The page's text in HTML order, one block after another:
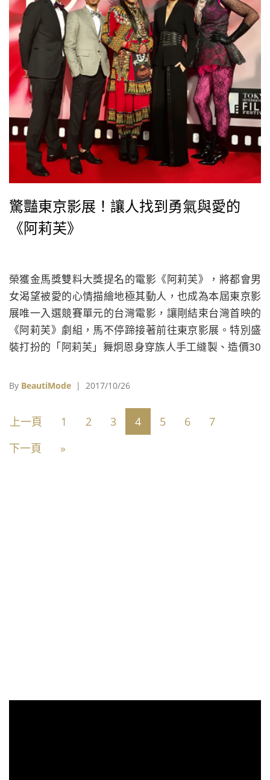
驚豔東京影展！讓人找到勇氣與愛的
《阿莉芙》
榮獲金馬獎雙料大獎提名的電影《阿莉芙》，將都會男
女渴望被愛的心情描繪地極其動人，也成為本屆東京影
展唯一入選競賽單元的台灣電影，讓剛結束台灣首映的
《阿莉芙》劇組，馬不停蹄接著前往東京影展。特別盛
裝打扮的「阿莉芙」舞炯恩身穿族人手工縫製、造價30
By BeautiMode | 2017/10/26
上一頁 1 2 3 4 5 6
7
下一頁
»